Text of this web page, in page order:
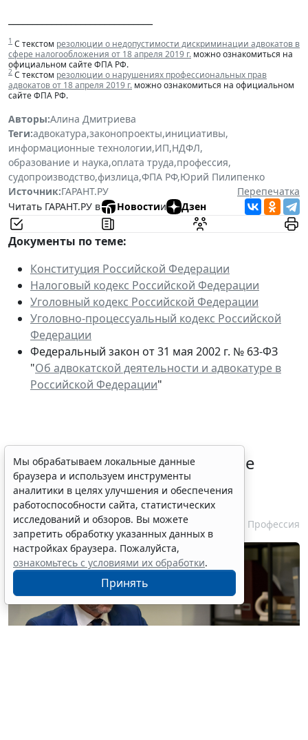
1 С текстом резолюции о недопустимости дискриминации адвокатов в
сфере налогообложения от 18 апреля 2019 г. можно ознакомиться на
официальном сайте ФПА РФ.
2 С текстом резолюции о нарушениях профессиональных прав
адвокатов от 18 апреля 2019 г. можно ознакомиться на официальном
сайте ФПА РФ.
Авторы:Алина Дмитриева
Теги:адвокатура,законопроекты,инициативы,
информационные технологии,ИП,НДФЛ,
образование и наука,оплата труда,профессия,
судопроизводство,физлица,ФПА РФ,Юрий Пилипенко
Источник:ГАРАНТ.РУ
Перепечатка
Читать ГАРАНТ.РУ в
Новостии Дзен
Документы по теме:
Конституция Российской Федерации
Налоговый кодекс Российской Федерации
Уголовный кодекс Российской Федерации
Уголовно-процессуальный кодекс Российской
Федерации
Федеральный закон от 31 мая 2002 г. № 63-ФЗ
"Об адвокатской деятельности и адвокатуре в
Российской Федерации"
Совет ФПА РФ утвердил новые
разъяснения по вопросам
адвокатской деятельности
7 августа 2026 13:56 Профессия
Мы обрабатываем локальные данные
браузера и используем инструменты
аналитики в целях улучшения и обеспечения
работоспособности сайта, статистических
исследований и обзоров. Вы можете
запретить обработку указанных данных в
настройках браузера. Пожалуйста,
ознакомьтесь с условиями их обработки.
Принять